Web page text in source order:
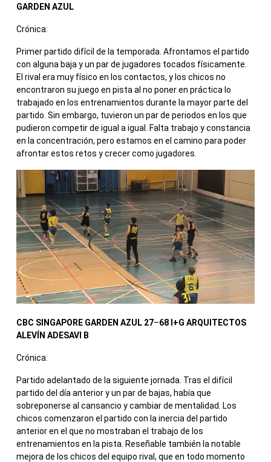
GARDEN AZUL
Crónica:
Primer partido difícil de la temporada. Afrontamos el partido
con alguna baja y un par de jugadores tocados físicamente.
El rival era muy físico en los contactos, y los chicos no
encontraron su juego en pista al no poner en práctica lo
trabajado en los entrenamientos durante la mayor parte del
partido. Sin embargo, tuvieron un par de periodos en los que
pudieron competir de igual a igual. Falta trabajo y constancia
en la concentración, pero estamos en el camino para poder
afrontar estos retos y crecer como jugadores.
CBC SINGAPORE GARDEN AZUL 27–68 I+G ARQUITECTOS
ALEVÍN ADESAVI B
Crónica:
Partido adelantado de la siguiente jornada. Tras el difícil
partido del día anterior y un par de bajas, había que
sobreponerse al cansancio y cambiar de mentalidad. Los
chicos comenzaron el partido con la inercia del partido
anterior en el que no mostraban el trabajo de los
entrenamientos en la pista. Reseñable también la notable
mejora de los chicos del equipo rival, que en todo momento